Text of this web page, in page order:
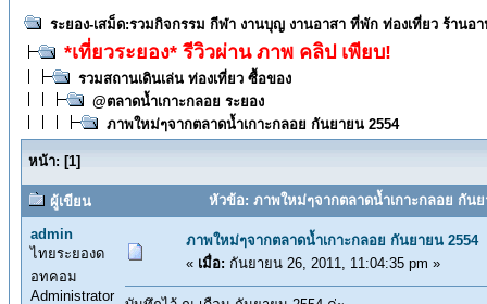
ระยอง-เสม็ด:รวมกิจกรรม กีฬา งานบุญ งานอาสา ที่พัก ท่องเที่ยว ร้านอ
*เที่ยวระยอง* รีวิวผ่าน ภาพ คลิป เพียบ!
รวมสถานเดินเล่น ท่องเที่ยว ซื้อของ
@ตลาดน้ำเกาะกลอย ระยอง
ภาพใหม่ๆจากตลาดน้ำเกาะกลอย กันยายน 2554
หน้า: [1]
ผู้เขียน หัวข้อ: ภาพใหม่ๆจากตลาดน้ำเกาะกลอย กัน
admin
ไทยระยองด
อทคอม
Administrator
ภาพใหม่ๆจากตลาดน้ำเกาะกลอย กันยายน 2554
« เมื่อ: กันยายน 26, 2011, 11:04:35 pm »